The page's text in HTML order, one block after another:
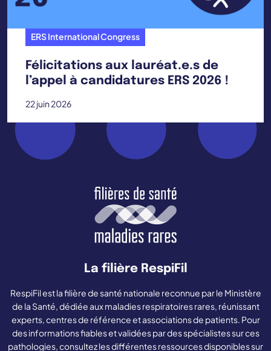
ERS International Congress
Félicitations aux lauréat.e.s de
l’appel à candidatures ERS 2026 !
22 juin 2026
La filière RespiFil
RespiFil est la filière de santé nationale reconnue par le Ministère
de la Santé, dédiée aux maladies respiratoires rares, réunissant
experts, centres de référence et associations de patients. Pour
des informations fiables et validées par des spécialistes sur ces
pathologies, consultez les différentes ressources disponibles sur